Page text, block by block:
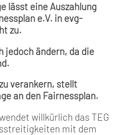
lässt eine Auszahlung
e.V. in evg-
zu.
jedoch ändern, da die
verankern, stellt
an den Fairnessplan.
willkürlich das TEG
mit dem